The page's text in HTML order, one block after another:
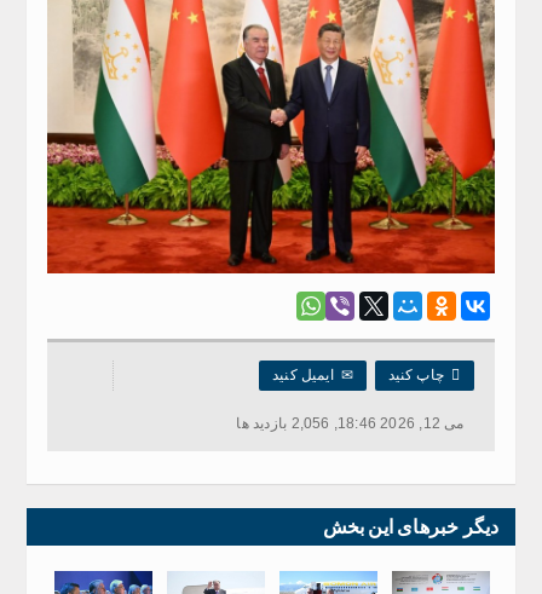
 چاپ کنید ✉ایمیل کنید
می 12, 2026 18:46, 2,056 بازدید ها
دیگر خبرهای این بخش